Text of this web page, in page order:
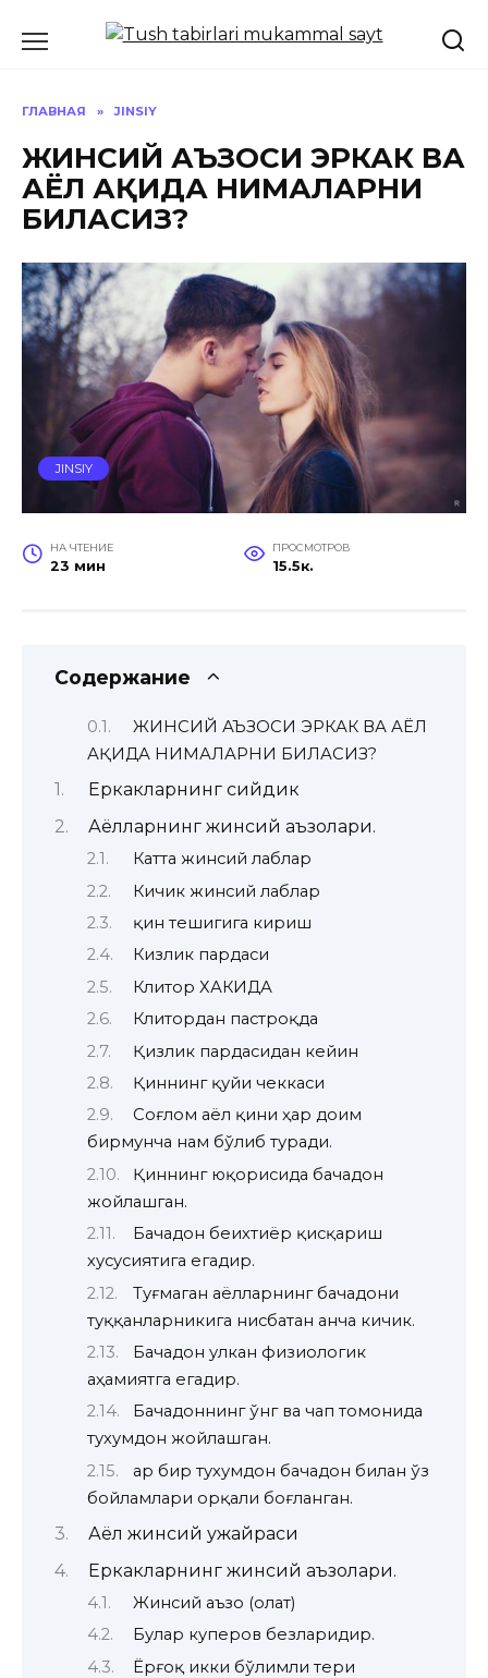
ГЛАВНАЯ » JINSIY
ЖИНСИЙ АЪЗОСИ ЭРКАК ВА
АЁЛ ҲАҚИДА НИМАЛАРНИ
БИЛАСИЗ?
JINSIY
НА ЧТЕНИЕ
23 мин
ПРОСМОТРОВ
15.5к.
Содержание
ЖИНСИЙ АЪЗОСИ ЭРКАК ВА АЁЛ
ҲАҚИДА НИМАЛАРНИ БИЛАСИЗ?
Еркакларнинг сийдик
Аёлларнинг жинсий аъзолари.
Катта жинсий лаблар
Кичик жинсий лаблар
қин тешигига кириш
Кизлик пардаси
Клитор ХАКИДА
Клитордан пастроқда
Қизлик пардасидан кейин
Қиннинг қуйи чеккаси
Соғлом аёл қини ҳар доим
бирмунча нам бўлиб туради.
Қиннинг юқорисида бачадон
жойлашган.
Бачадон беихтиёр қисқариш
хусусиятига егадир.
Туғмаган аёлларнинг бачадони
туққанларникига нисбатан анча кичик.
Бачадон улкан физиологик
аҳамиятга егадир.
Бачадоннинг ўнг ва чап томонида
тухумдон жойлашган.
Ҳар бир тухумдон бачадон билан ўз
бойламлари орқали боғланган.
Аёл жинсий ҳужайраси
Еркакларнинг жинсий аъзолари.
Жинсий аъзо (олат)
Булар куперов безларидир.
Ёрғоқ икки бўлимли тери